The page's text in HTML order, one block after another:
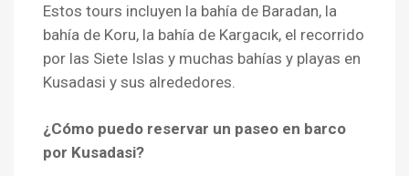
Estos tours incluyen la bahía de Baradan, la
bahía de Koru, la bahía de Kargacık, el recorrido
por las Siete Islas y muchas bahías y playas en
Kusadasi y sus alrededores.
¿Cómo puedo reservar un paseo en barco
por Kusadasi?